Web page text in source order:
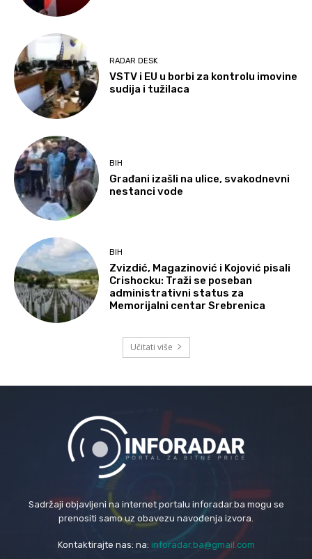
RADAR DESK
VSTV i EU u borbi za kontrolu imovine
sudija i tužilaca
BIH
Građani izašli na ulice, svakodnevni
nestanci vode
BIH
Zvizdić, Magazinović i Kojović pisali
Crishocku: Traži se poseban
administrativni status za
Memorijalni centar Srebrenica
Učitati više
Sadržaji objavljeni na internet portalu inforadar.ba mogu se
prenositi samo uz obavezu navođenja izvora.
Kontaktirajte nas: na: inforadar.ba@gmail.com